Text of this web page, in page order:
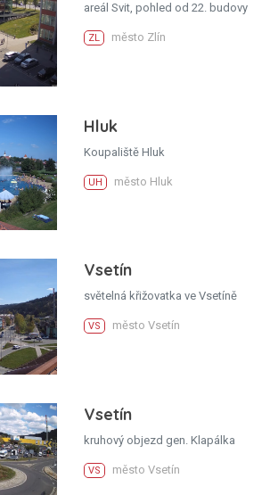
areál Svit, pohled od 22. budovy
ZL město Zlín
Hluk
Koupaliště Hluk
UH město Hluk
Vsetín
světelná křižovatka ve Vsetíně
VS město Vsetín
Vsetín
kruhový objezd gen. Klapálka
VS město Vsetín